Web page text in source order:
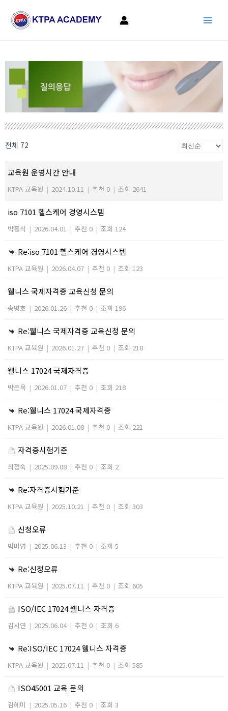
전체 72
교육원 운영시간 안내
KTPA 교육원 | 2024.10.11 | 추천 0 | 조회 2641
iso 7101 헬스케어 경영시스템
박흥식 | 2026.04.01 | 추천 0 | 조회 124
Re:iso 7101 헬스케어 경영시스템
KTPA 교육원 | 2026.04.07 | 추천 0 | 조회 123
웰니스 국제자격증 교육신청 문의
송병호 | 2026.01.26 | 추천 0 | 조회 196
Re:웰니스 국제자격증 교육신청 문의
KTPA 교육원 | 2026.01.27 | 추천 0 | 조회 218
웰니스 17024 국제자격증
박은옥 | 2026.01.07 | 추천 0 | 조회 218
Re:웰니스 17024 국제자격증
KTPA 교육원 | 2026.01.08 | 추천 0 | 조회 221
자격증시험기준
최정숙 | 2025.09.08 | 추천 0 | 조회 2
Re:자격증시험기준
KTPA 교육원 | 2025.10.21 | 추천 0 | 조회 303
신청오류
박미영 | 2025.06.13 | 추천 0 | 조회 5
Re:신청오류
KTPA 교육원 | 2025.07.11 | 추천 0 | 조회 605
ISO/IEC 17024 웰니스 자격증
김시연 | 2025.06.04 | 추천 0 | 조회 6
Re:ISO/IEC 17024 웰니스 자격증
KTPA 교육원 | 2025.07.11 | 추천 0 | 조회 585
ISO45001 교육 문의
김헤미 | 2025.05.16 | 추천 0 | 조회 3